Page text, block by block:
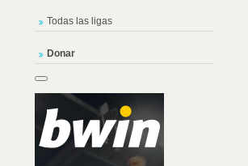
Todas las ligas
Donar